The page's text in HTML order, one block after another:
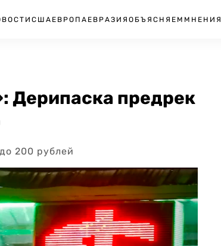
США ЕВРОПА ЕВРАЗИЯ ОБЪЯСНЯЕМ МНЕНИЯ
Дерипаска предрек
200 рублей